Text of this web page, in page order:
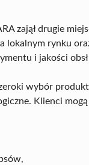
zajął drugie
lokalnym rynku
i jakości
wybór
Klienci